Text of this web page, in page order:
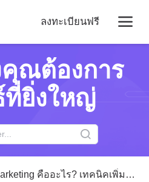
ลงทะเบียนฟรี
ณต้องการ
ที่ยิ่งใหญ่
คืออะไร? เทคนิคเพิ่มยอดขายที่ผู้ค้าขายต้องลอง!